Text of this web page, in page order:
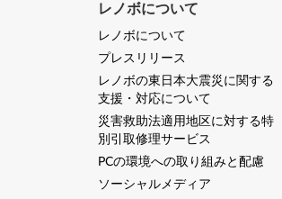
レノボについて
レノボについて
プレスリリース
レノボの東日本大震災に関する
支援・対応について
災害救助法適用地区に対する特
別引取修理サービス
PCの環境への取り組みと配慮
ソーシャルメディア